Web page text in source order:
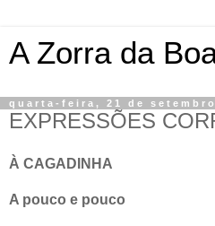
A Zorra da
quarta-feira, 21 de setembro
EXPRESSÕES
À CAGADINHA
A pouco e pouco